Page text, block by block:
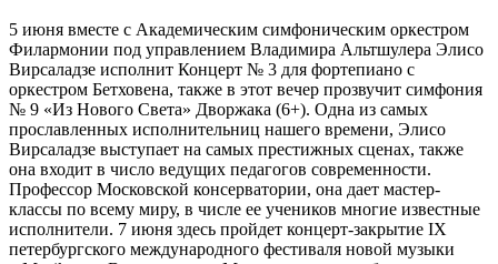
5 июня вместе с Академическим симфоническим оркестром
Филармонии под управлением Владимира Альтшулера Элисо
Вирсаладзе исполнит Концерт № 3 для фортепиано с
оркестром Бетховена, также в этот вечер прозвучит симфония
№ 9 «Из Нового Света» Дворжака (6+). Одна из самых
прославленных исполнительниц нашего времени, Элисо
Вирсаладзе выступает на самых престижных сценах, также
она входит в число ведущих педагогов современности.
Профессор Московской консерватории, она дает мастер-
классы по всему миру, в числе ее учеников многие известные
исполнители. 7 июня здесь пройдет концерт-закрытие IX
петербургского международного фестиваля новой музыки